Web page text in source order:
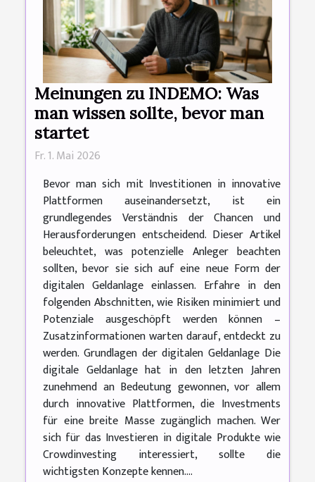
Meinungen zu INDEMO: Was
man wissen sollte, bevor man
startet
Fr. 1. Mai 2026
Bevor man sich mit Investitionen in innovative
Plattformen auseinandersetzt, ist ein
grundlegendes Verständnis der Chancen und
Herausforderungen entscheidend. Dieser Artikel
beleuchtet, was potenzielle Anleger beachten
sollten, bevor sie sich auf eine neue Form der
digitalen Geldanlage einlassen. Erfahre in den
folgenden Abschnitten, wie Risiken minimiert und
Potenziale ausgeschöpft werden können –
Zusatzinformationen warten darauf, entdeckt zu
werden. Grundlagen der digitalen Geldanlage Die
digitale Geldanlage hat in den letzten Jahren
zunehmend an Bedeutung gewonnen, vor allem
durch innovative Plattformen, die Investments
für eine breite Masse zugänglich machen. Wer
sich für das Investieren in digitale Produkte wie
Crowdinvesting interessiert, sollte die
wichtigsten Konzepte kennen....